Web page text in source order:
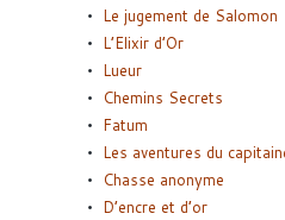
Le jugement de Salomon
L’Elixir d’Or
Lueur
Chemins Secrets
Fatum
Les aventures du
Chasse anonyme
D’encre et d’or